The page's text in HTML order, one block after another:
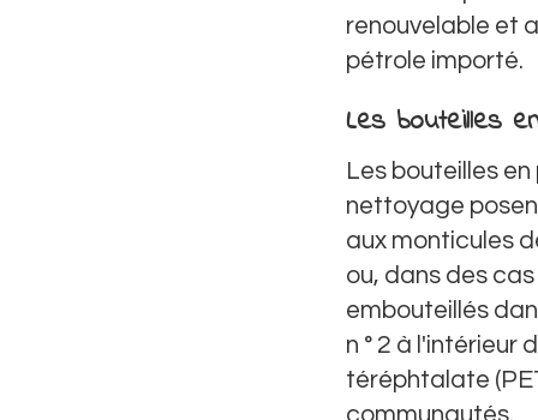
renouvelable et
pétrole importé.
Les bouteilles
Les bouteilles
nettoyage
aux monticules
ou, dans des
embouteillés
n ° 2 à l'intérieur
téréphtalate
communautés.